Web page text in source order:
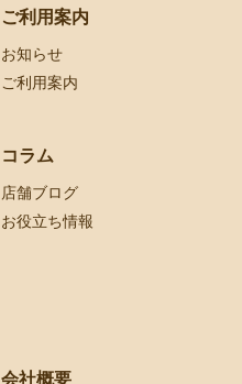
ご利用案内
お知らせ
ご利用案内
コラム
店舗ブログ
お役立ち情報
会社概要